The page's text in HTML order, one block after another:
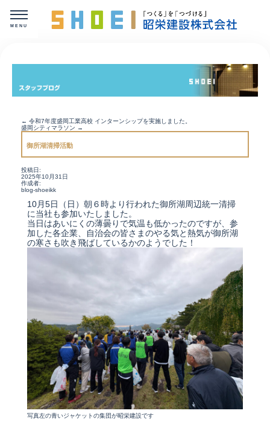
← 令和7年度盛岡工業高校 インターンシップを実施しました。
盛岡シティマラソン →
御所湖清掃活動
投稿日:
2025年10月31日
作成者:
blog-shoeikk
10月5日（日）朝６時より行われた御所湖周辺統一清掃
に当社も参加いたしました。
当日はあいにくの薄曇りで気温も低かったのですが、参
加した各企業、自治会の皆さまのやる気と熱気が御所湖
の寒さも吹き飛ばしているかのようでした！
写真左の青いジャケットの集団が昭栄建設です